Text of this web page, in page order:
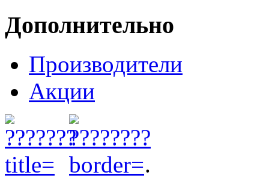
Дополнительно
Производители
Акции
.